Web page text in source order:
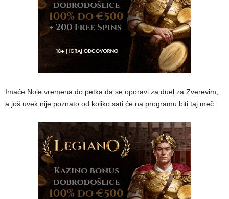
Imaće Nole vremena do petka da se oporavi za duel za Zverevim,
a još uvek nije poznato od koliko sati će na programu biti taj meč.